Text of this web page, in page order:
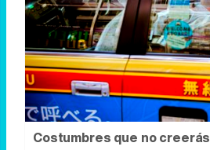
Costumbres que no creerás